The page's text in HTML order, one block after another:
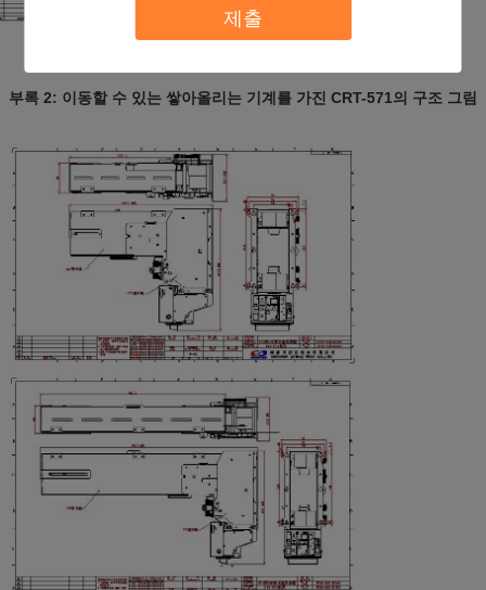
제출
부록 2: 이동할 수 있는 쌓아올리는 기계를 가진 CRT-571의 구조 그림